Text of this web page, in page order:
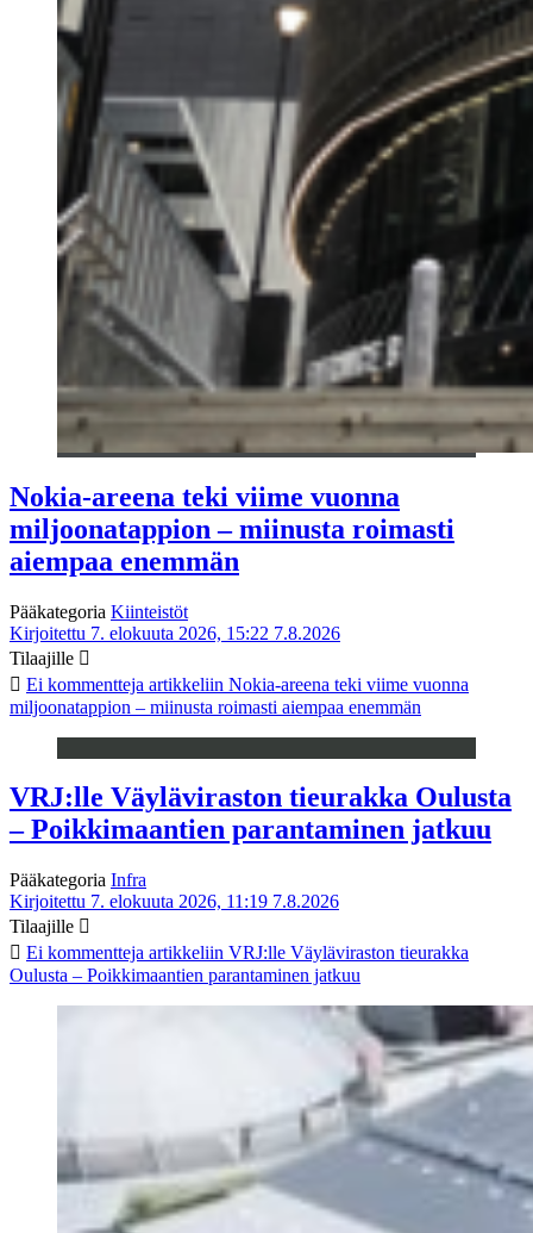
Nokia-areena teki viime vuonna
miljoonatappion – miinusta roimasti
aiempaa enemmän
Pääkategoria Kiinteistöt
Kirjoitettu 7. elokuuta 2026, 15:22 7.8.2026
Tilaajille
Ei kommentteja artikkeliin Nokia-areena teki viime vuonna
miljoonatappion – miinusta roimasti aiempaa enemmän
VRJ:lle Väyläviraston tieurakka Oulusta
– Poikkimaantien parantaminen jatkuu
Pääkategoria Infra
Kirjoitettu 7. elokuuta 2026, 11:19 7.8.2026
Tilaajille
Ei kommentteja artikkeliin VRJ:lle Väyläviraston tieurakka
Oulusta – Poikkimaantien parantaminen jatkuu